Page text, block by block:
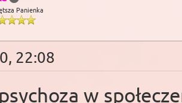
Panienka
22:08
w